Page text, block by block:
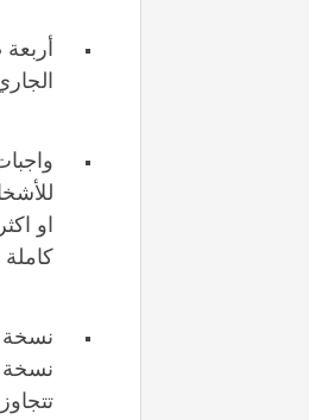
نسخة
نسخة